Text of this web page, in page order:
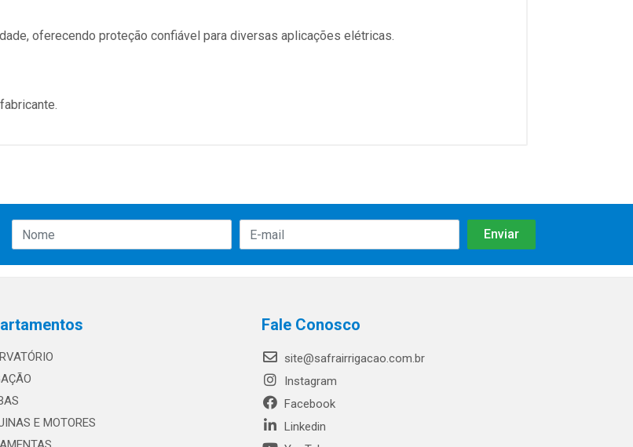
oferecendo proteção confiável para diversas aplicações elétricas.
E MOTORES
Fale Conosco
site@safrairrigacao.com.br
Instagram
Facebook
Linkedin